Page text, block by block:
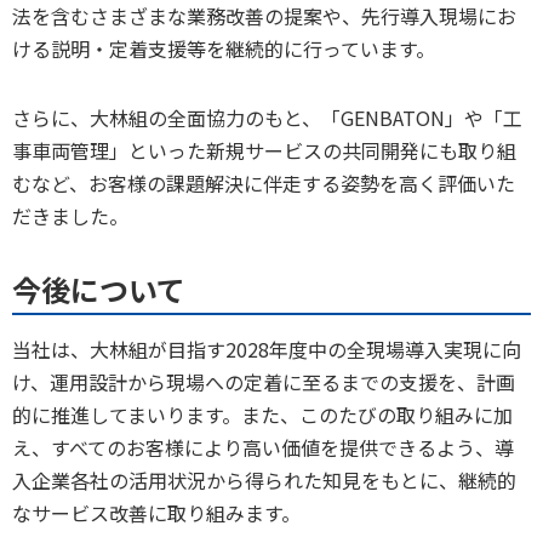
法を含むさまざまな業務改善の提案や、先行導入現場にお
ける説明・定着支援等を継続的に行っています。
さらに、大林組の全面協力のもと、「GENBATON」や「工
事車両管理」といった新規サービスの共同開発にも取り組
むなど、お客様の課題解決に伴走する姿勢を高く評価いた
だきました。
今後について
当社は、大林組が目指す2028年度中の全現場導入実現に向
け、運用設計から現場への定着に至るまでの支援を、計画
的に推進してまいります。また、このたびの取り組みに加
え、すべてのお客様により高い価値を提供できるよう、導
入企業各社の活用状況から得られた知見をもとに、継続的
なサービス改善に取り組みます。